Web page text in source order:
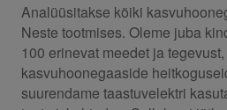
Analüüsitakse kõiki
Neste tootmises. Oleme juba
100 erinevat meedet ja
kasvuhoonegaaside
suurendame taastuvelektri